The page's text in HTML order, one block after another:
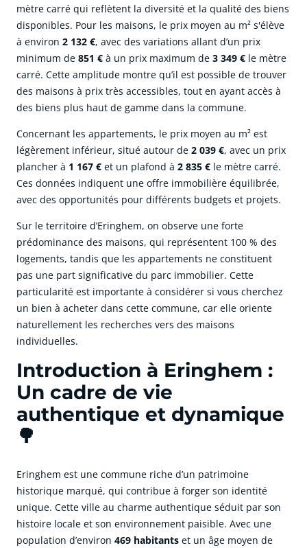
mètre carré qui reflètent la diversité et la qualité des biens
disponibles. Pour les maisons, le prix moyen au m² s'élève
à environ 2 132 €, avec des variations allant d’un prix
minimum de 851 € à un prix maximum de 3 349 € le mètre
carré. Cette amplitude montre qu’il est possible de trouver
des maisons à prix très accessibles, tout en ayant accès à
des biens plus haut de gamme dans la commune.
Concernant les appartements, le prix moyen au m² est
légèrement inférieur, situé autour de 2 039 €, avec un prix
plancher à 1 167 € et un plafond à 2 835 € le mètre carré.
Ces données indiquent une offre immobilière équilibrée,
avec des opportunités pour différents budgets et projets.
Sur le territoire d’Eringhem, on observe une forte
prédominance des maisons, qui représentent 100 % des
logements, tandis que les appartements ne constituent
pas une part significative du parc immobilier. Cette
particularité est importante à considérer si vous cherchez
un bien à acheter dans cette commune, car elle oriente
naturellement les recherches vers des maisons
individuelles.
Introduction à Eringhem :
Un cadre de vie
authentique et dynamique
🌳
Eringhem est une commune riche d’un patrimoine
historique marqué, qui contribue à forger son identité
unique. Cette ville au charme authentique séduit par son
histoire locale et son environnement paisible. Avec une
population d’environ 469 habitants et un âge moyen de